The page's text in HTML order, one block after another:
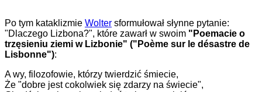
Po tym kataklizmie Wolter sformułował słynne pytanie:
"Dlaczego Lizbona?", które zawarł w swoim "Poemacie o
trzęsieniu ziemi w Lizbonie" ("Poème sur le désastre de
Lisbonne"):
A wy, filozofowie, którzy twierdzić śmiecie,
Że "dobre jest cokolwiek się zdarzy na świecie",